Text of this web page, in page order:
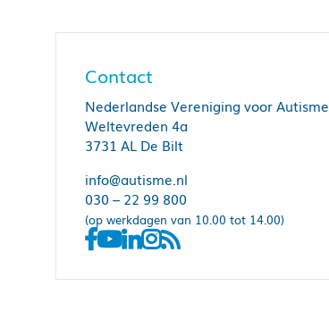
Contact
Nederlandse Vereniging voor Autisme
Weltevreden 4a
3731 AL De Bilt
info@autisme.nl
030 – 22 99 800
(op werkdagen van 10.00 tot 14.00)